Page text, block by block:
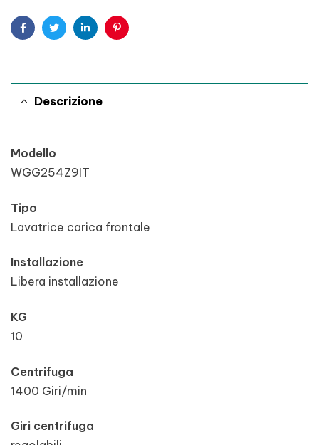
FacebookTwitterLinkedinPinterest
Descrizione
Modello
WGG254Z9IT
Tipo
Lavatrice carica frontale
Installazione
Libera installazione
KG
10
Centrifuga
1400 Giri/min
Giri centrifuga